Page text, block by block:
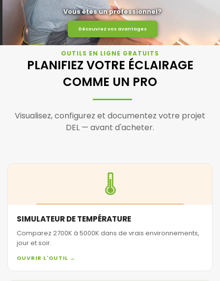
Vous êtes un professionnel?
Découvrez vos avantages
OUTILS EN LIGNE GRATUITS
PLANIFIEZ VOTRE ÉCLAIRAGE
COMME UN PRO
Visualisez, configurez et documentez votre projet
DEL — avant d'acheter.
🌡️
SIMULATEUR DE TEMPÉRATURE
Comparez 2700K à 5000K dans de vrais environnements,
jour et soir.
OUVRIR L'OUTIL →